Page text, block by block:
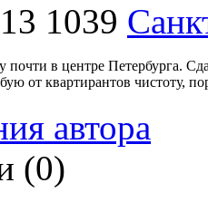
1039
почти в центре Петербурга.
от квартирантов чистоту,
автора
(0)